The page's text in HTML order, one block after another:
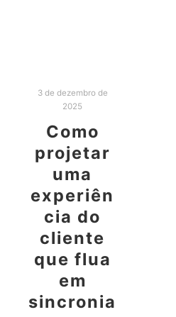
3 de dezembro de
2025
Como
projetar
uma
experiên
cia do
cliente
que flua
em
sincronia